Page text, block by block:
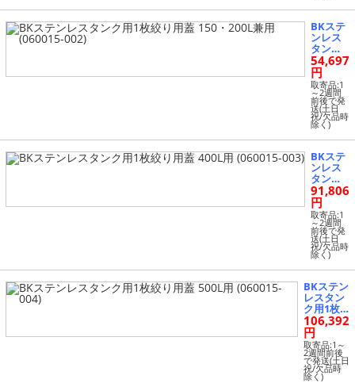
BKステ
ンレス
タンク
用1枚絞
り用蓋 1
50・200
L兼用 (0
60015-0
02)
54,697
円
取寄品:1
～2週間
前後で発
送(土日
祝/欠品時
除く)
BKステ
ンレス
タンク
用1枚絞
り用蓋 4
00L用 (0
60015-0
03)
91,806
円
取寄品:1
～2週間
前後で発
送(土日
祝/欠品時
除く)
BKステン
レスタン
ク用1枚
絞り用蓋
500L用 (0
60015-00
4)
106,392
円
取寄品:1～
2週間前後
で発送(土日
祝/欠品時
除く)